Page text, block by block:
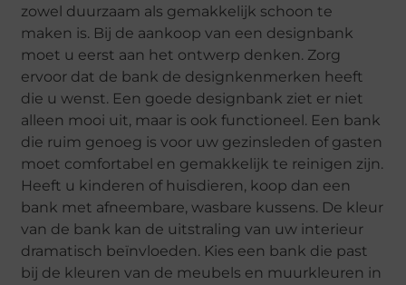
zowel duurzaam als gemakkelijk schoon te
maken is. Bij de aankoop van een designbank
moet u eerst aan het ontwerp denken. Zorg
ervoor dat de bank de designkenmerken heeft
die u wenst. Een goede designbank ziet er niet
alleen mooi uit, maar is ook functioneel. Een bank
die ruim genoeg is voor uw gezinsleden of gasten
moet comfortabel en gemakkelijk te reinigen zijn.
Heeft u kinderen of huisdieren, koop dan een
bank met afneembare, wasbare kussens. De kleur
van de bank kan de uitstraling van uw interieur
dramatisch beïnvloeden. Kies een bank die past
bij de kleuren van de meubels en muurkleuren in